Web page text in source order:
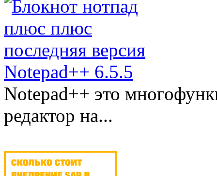
Notepad++ 6.5.5
Notepad++ это
редактор на...